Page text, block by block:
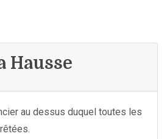
Hausse
au dessus duquel toutes les